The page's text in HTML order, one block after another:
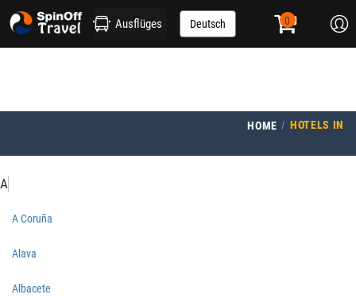
Ausflüges Deutsch
HOME HOTELS IN
A
A Coruña
Alava
Albacete